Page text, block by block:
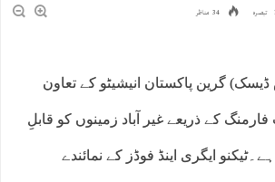
34 مناظر
ڈیسک) گرین پاکستان انیشیٹو کے تعاون
کے ذریعے غیر آباد زمینوں کو قابلِ
ایگری اینڈ فوڈز کے نمائندے